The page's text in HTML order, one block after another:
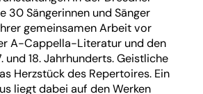
30 Sängerinnen und Sänger
gemeinsamen Arbeit vor
A-Cappella-Literatur und den
und 18. Jahrhunderts. Geistliche
Herzstück des Repertoires. Ein
liegt dabei auf den Werken